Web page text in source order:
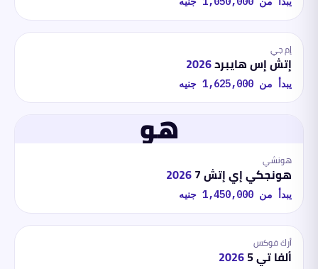
إم جي
إتش إس هايبرد2026
يبدأ من 1,625,000 جنيه
هو
هونشي
هونجكي إي إتش 7 2026
يبدأ من 1,450,000 جنيه
أرك فوكس
ألفا تي 5 2026